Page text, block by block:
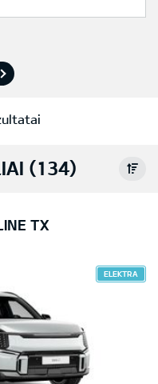
(134)
TX
ELEKTRA